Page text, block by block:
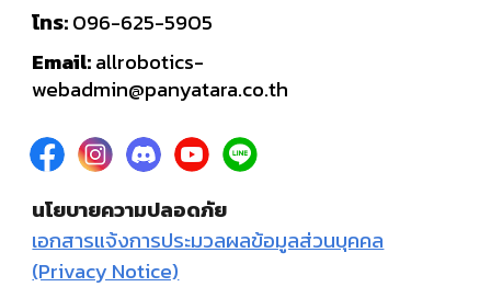
โทร:096-625-5905
Email:allrobotics-
webadmin@panyatara.co.th
นโยบายความปลอดภัย
เอกสารแจ้งการประมวลผลข้อมูลส่วนบุคคล
(Privacy Notice)